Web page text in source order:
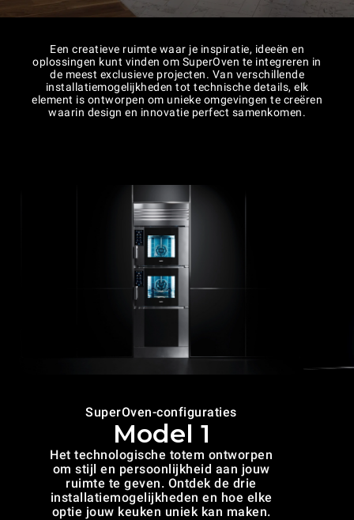
Een creatieve ruimte waar je inspiratie, ideeën en
oplossingen kunt vinden om SuperOven te integreren in
de meest exclusieve projecten. Van verschillende
installatiemogelijkheden tot technische details, elk
element is ontworpen om unieke omgevingen te creëren
waarin design en innovatie perfect samenkomen.
SuperOven-configuraties
Model 1
Het technologische totem ontworpen
om stijl en persoonlijkheid aan jouw
ruimte te geven. Ontdek de drie
installatiemogelijkheden en hoe elke
optie jouw keuken uniek kan maken.